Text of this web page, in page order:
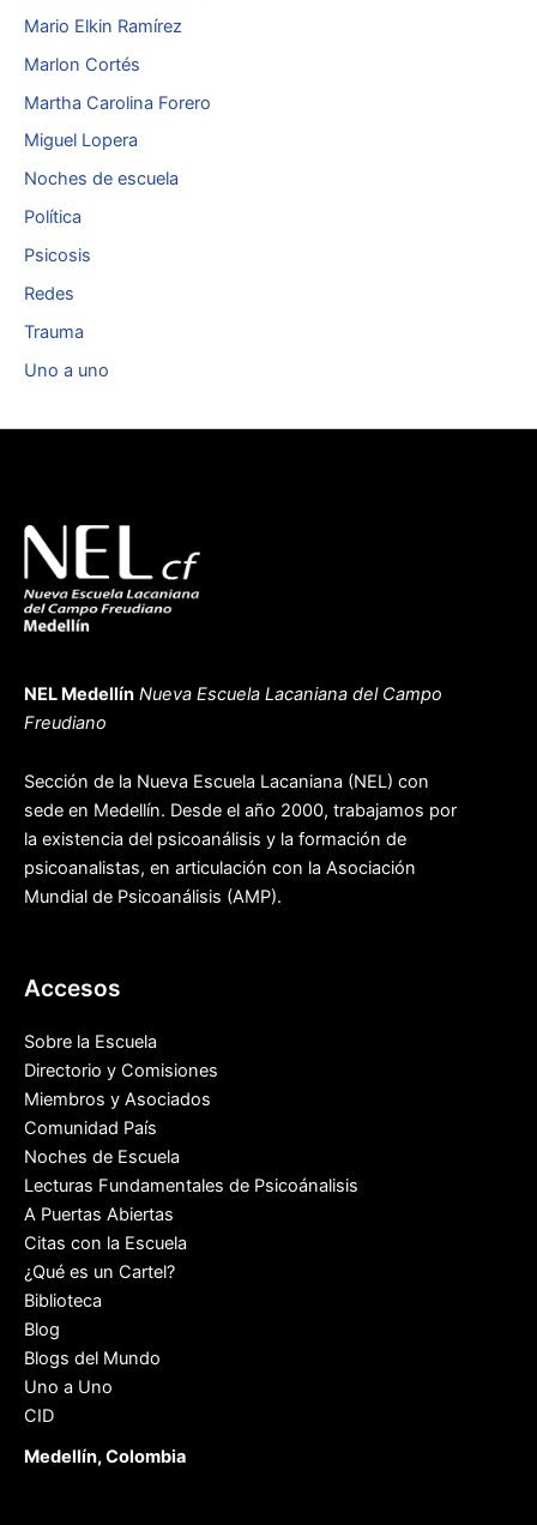
Mario Elkin Ramírez
Marlon Cortés
Martha Carolina Forero
Miguel Lopera
Noches de escuela
Política
Psicosis
Redes
Trauma
Uno a uno
NEL Medellín Nueva Escuela Lacaniana del Campo
Freudiano
Sección de la Nueva Escuela Lacaniana (NEL) con
sede en Medellín. Desde el año 2000, trabajamos por
la existencia del psicoanálisis y la formación de
psicoanalistas, en articulación con la Asociación
Mundial de Psicoanálisis (AMP).
Accesos
Sobre la Escuela
Directorio y Comisiones
Miembros y Asociados
Comunidad País
Noches de Escuela
Lecturas Fundamentales de Psicoánalisis
A Puertas Abiertas
Citas con la Escuela
¿Qué es un Cartel?
Biblioteca
Blog
Blogs del Mundo
Uno a Uno
CID
Medellín, Colombia